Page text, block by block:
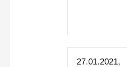
27.01.2021,